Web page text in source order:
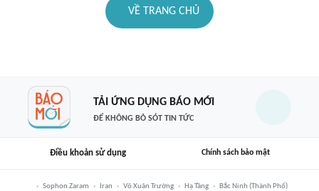
VỀ TRANG CHỦ
TẢI ỨNG DỤNG BÁO MỚI
ĐỂ KHÔNG BỎ SÓT TIN TỨC
Điều khoản sử dụng Chính sách bảo mật
Sophon Zaram Iran Võ Xuân Trường Hạ Tầng
Bắc Ninh (thành Phố)